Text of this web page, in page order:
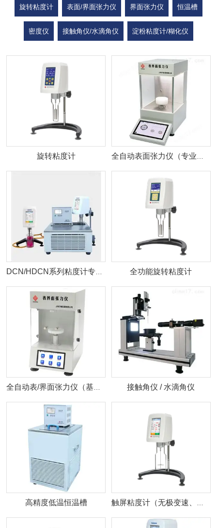
旋转粘度计 表面/界面张力仪 界面张力仪 恒温槽
密度仪 接触角仪/水滴角仪 淀粉粘度计/糊化仪
水分仪 电子天平 沉降粒度仪
旋转粘度计
全功能旋转粘度计
接触角仪 / 水滴角仪
高精度低温恒温槽